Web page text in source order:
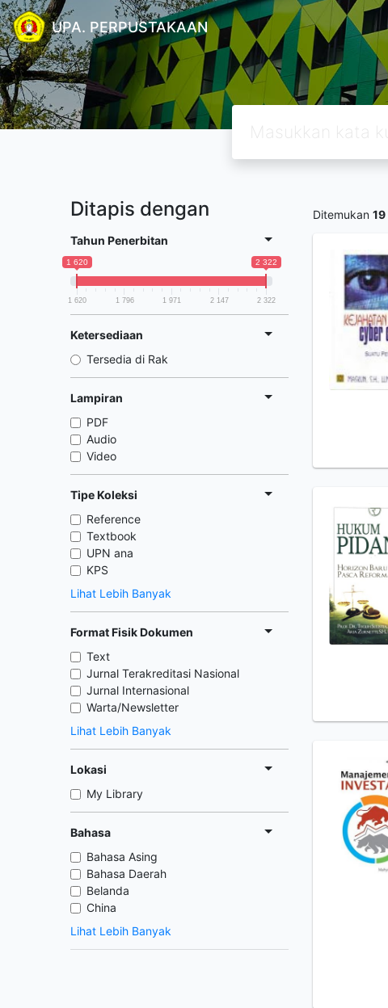
UPA. PERPUSTAKAAN
Ditapis dengan
Tahun Penerbitan
1 620 2 322
1 620 1 796 1 971 2 147 2 322
Ketersediaan
Tersedia di Rak
Lampiran
PDF
Audio
Video
Tipe Koleksi
Reference
Textbook
UPN ana
KPS
Lihat Lebih Banyak
Format Fisik Dokumen
Text
Jurnal Terakreditasi Nasional
Jurnal Internasional
Warta/Newsletter
Lihat Lebih Banyak
Lokasi
My Library
Bahasa
Bahasa Asing
Bahasa Daerah
Belanda
China
Lihat Lebih Banyak
Ditemukan 19